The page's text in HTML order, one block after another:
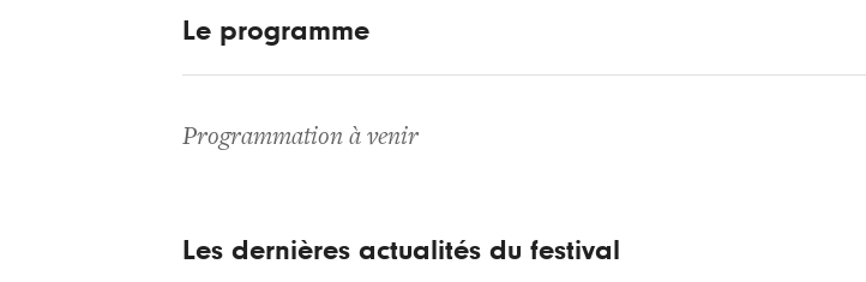
Le programme
Programmation à venir
Les dernières actualités du festival